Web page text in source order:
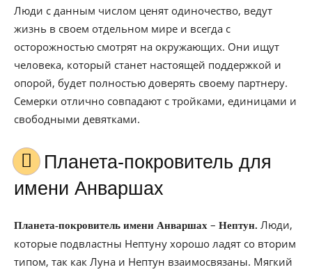
Люди с данным числом ценят одиночество, ведут
жизнь в своем отдельном мире и всегда с
осторожностью смотрят на окружающих. Они ищут
человека, который станет настоящей поддержкой и
опорой, будет полностью доверять своему партнеру.
Семерки отлично совпадают с тройками, единицами и
свободными девятками.
Планета-покровитель для
имени Анваршах
Планета-покровитель имени Анваршах – Нептун. Люди,
которые подвластны Нептуну хорошо ладят со вторим
типом, так как Луна и Нептун взаимосвязаны. Мягкий